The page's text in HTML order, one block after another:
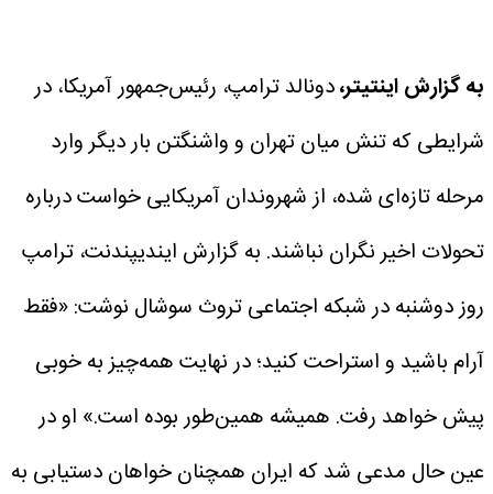
به گزارش اینتیتر،دونالد ترامپ، رئیس‌جمهور آمریکا، در
شرایطی که تنش میان تهران و واشنگتن بار دیگر وارد
مرحله تازه‌ای شده، از شهروندان آمریکایی خواست درباره
تحولات اخیر نگران نباشند. به گزارش ایندیپندنت، ترامپ
روز دوشنبه در شبکه اجتماعی تروث سوشال نوشت: «فقط
آرام باشید و استراحت کنید؛ در نهایت همه‌چیز به خوبی
پیش خواهد رفت. همیشه همین‌طور بوده است.» او در
عین حال مدعی شد که ایران همچنان خواهان دستیابی به